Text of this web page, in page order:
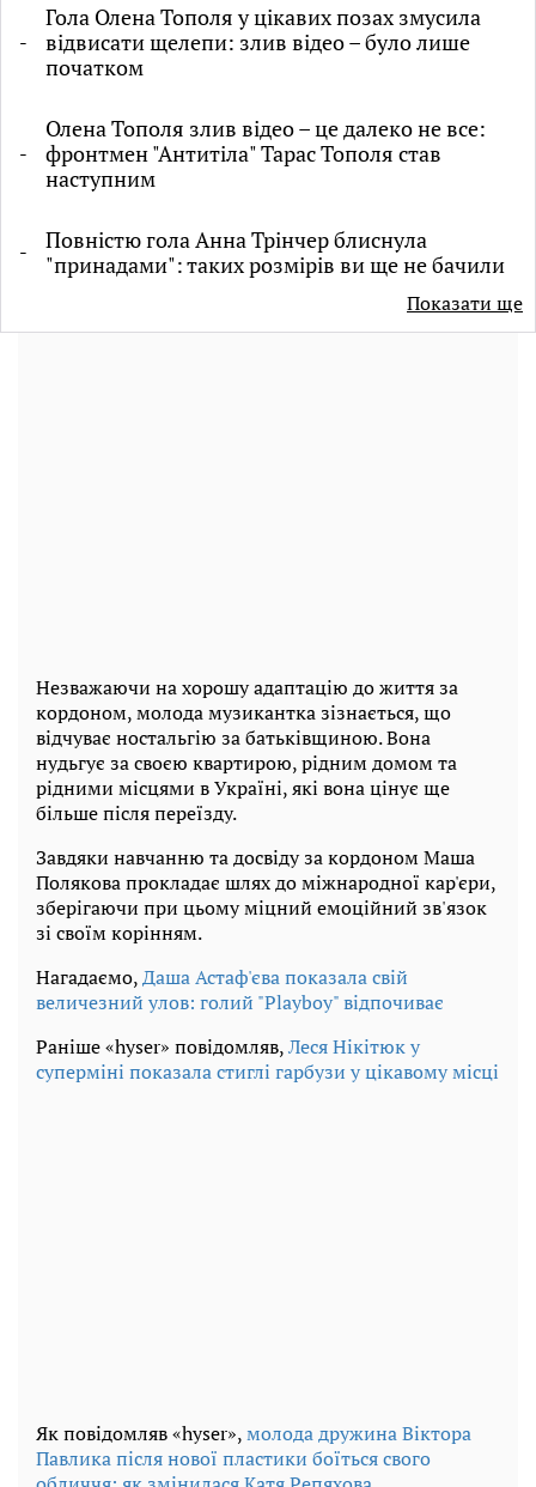
Гола Олена Тополя у цікавих позах змусила
відвисати щелепи: злив відео – було лише
початком
Олена Тополя злив відео – це далеко не все:
фронтмен "Антитіла" Тарас Тополя став
наступним
Повністю гола Анна Трінчер блиснула
"принадами": таких розмірів ви ще не бачили
Показати ще
Незважаючи на хорошу адаптацію до життя за
кордоном, молода музикантка зізнається, що
відчуває ностальгію за батьківщиною. Вона
нудьгує за своєю квартирою, рідним домом та
рідними місцями в Україні, які вона цінує ще
більше після переїзду.
Завдяки навчанню та досвіду за кордоном Маша
Полякова прокладає шлях до міжнародної кар'єри,
зберігаючи при цьому міцний емоційний зв'язок
зі своїм корінням.
Нагадаємо,Даша Астаф'єва показала свій
величезний улов: голий "Playboy" відпочиває
Раніше «hyser» повідомляв,Леся Нікітюк у
суперміні показала стиглі гарбузи у цікавому місці
Як повідомляв «hyser»,молода дружина Віктора
Павлика після нової пластики боїться свого